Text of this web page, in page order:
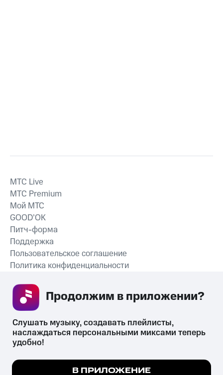
СКАЧАТЬ ПРИЛОЖЕНИЕ
MTС Live
MTС Premium
Мой МТС
GOOD’OK
Питч-форма
Поддержка
Пользовательское соглашение
Политика конфиденциальности
психотропных веществ, их аналогов причиняет вред здоровью,
их незаконный оборот запрещён и влечёт установленную
Мы используем куки, чтобы на сайте все
Слушать музыку, создавать плейлисты,
наслаждаться персональными миксами теперь
удобно!
В ПРИЛОЖЕНИЕ